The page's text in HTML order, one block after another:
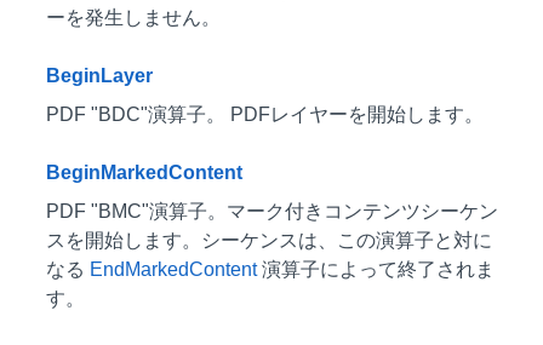
ーを発生しません。
BeginLayer
PDF "BDC"演算子。 PDFレイヤーを開始します。
BeginMarkedContent
PDF "BMC"演算子。マーク付きコンテンツシーケン
スを開始します。シーケンスは、この演算子と対に
なる EndMarkedContent演算子によって終了されま
す。